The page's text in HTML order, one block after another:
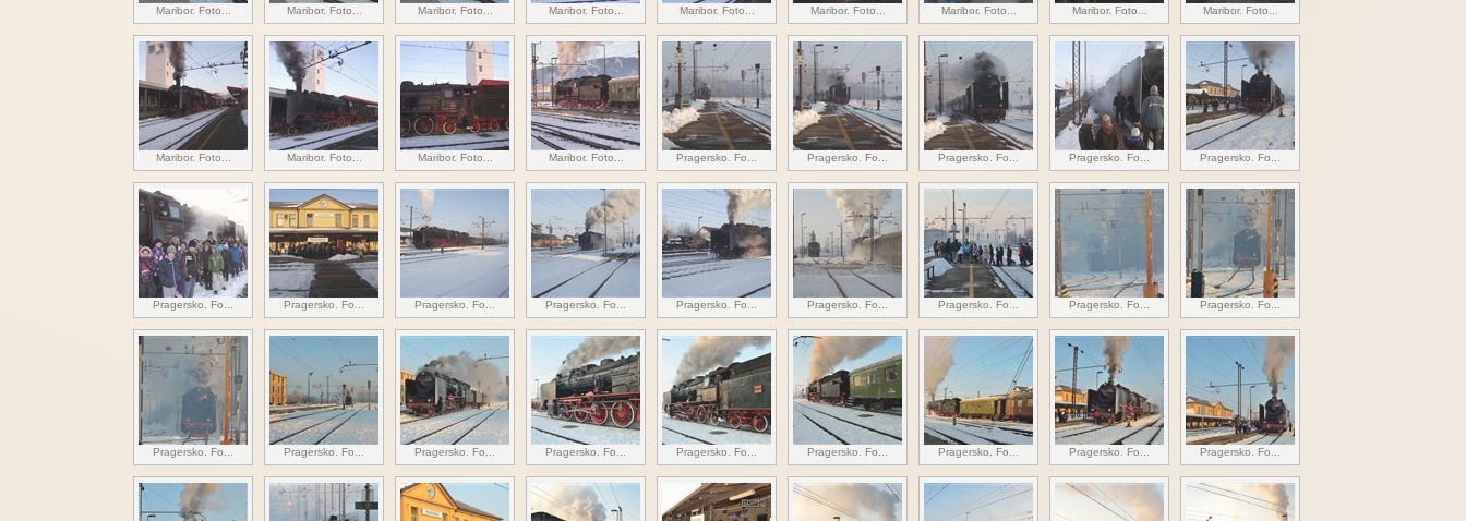
Maribor. Foto... Maribor. Foto... Maribor. Foto... Maribor. Foto... Maribor. Foto... Maribor. Foto... Maribor. Foto... Maribor. Foto... Maribor. Foto...
Maribor. Foto... Maribor. Foto... Maribor. Foto... Maribor. Foto... Pragersko. Fo... Pragersko. Fo... Pragersko. Fo... Pragersko. Fo... Pragersko. Fo...
Pragersko. Fo... Pragersko. Fo... Pragersko. Fo... Pragersko. Fo... Pragersko. Fo... Pragersko. Fo... Pragersko. Fo... Pragersko. Fo... Pragersko. Fo...
Pragersko. Fo... Pragersko. Fo... Pragersko. Fo... Pragersko. Fo... Pragersko. Fo... Pragersko. Fo... Pragersko. Fo... Pragersko. Fo... Pragersko. Fo...